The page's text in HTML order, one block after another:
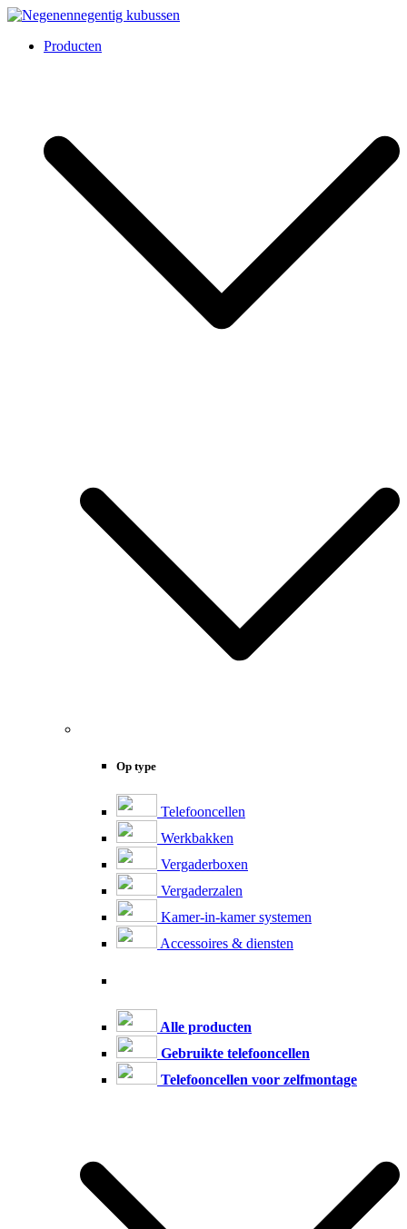
Overslaan
inhoud
Negenennegentig kubussen
Producten
Op type
Telefooncellen
Werkbakken
Vergaderboxen
Vergaderzalen
Kamer-in-kamer systemen
Accessoires & diensten
Alle producten
Gebruikte telefooncellen
Telefooncellen voor zelfmontage